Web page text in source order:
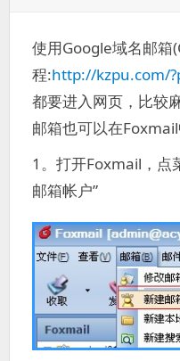
使用Google域名邮箱
程:http://kzpu.com/
都要进入网页，比较
邮箱也可以在
1。打开Foxmail，点
邮箱帐户”